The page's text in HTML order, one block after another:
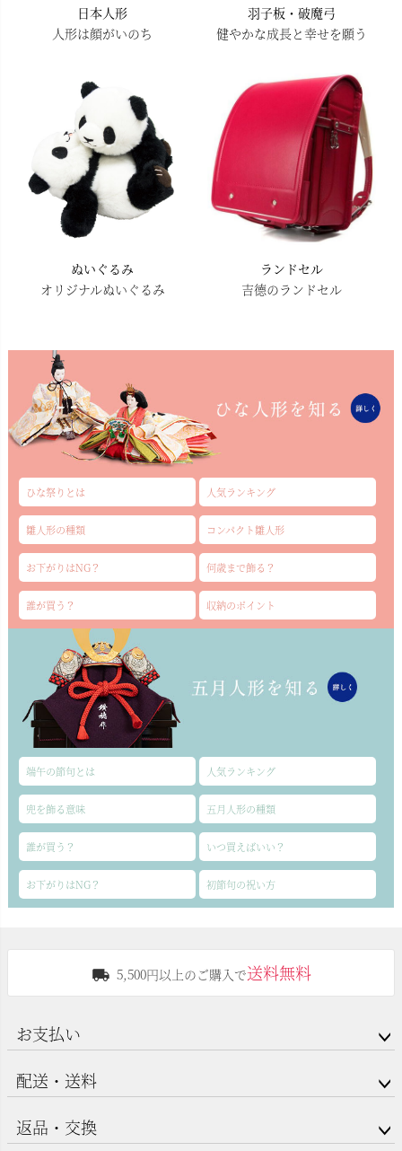
日本人形
人形は顔がいのち
羽子板・破魔弓
健やかな成長と幸せを願う
ぬいぐるみ
オリジナルぬいぐるみ
ランドセル
吉德のランドセル
ひな祭りとは 人気ランキング
雛人形の種類 コンパクト雛人形
お下がりはNG？ 何歳まで飾る？
誰が買う？ 収納のポイント
端午の節句とは 人気ランキング
兜を飾る意味 五月人形の種類
誰が買う？ いつ買えばいい？
お下がりはNG？ 初節句の祝い方
5,500円以上のご購入で送料無料
お支払い
配送・送料
返品・交換